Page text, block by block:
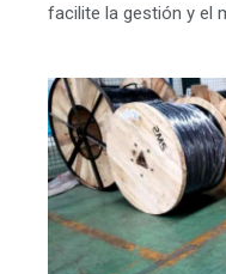
facilite la gestión y el